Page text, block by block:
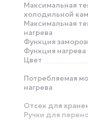
Максимальная
холодильной
Максимальная
нагрева
Функция
Функция нагрева
Цвет
Потребляемая
нагрева
Отсек для
Ручки для